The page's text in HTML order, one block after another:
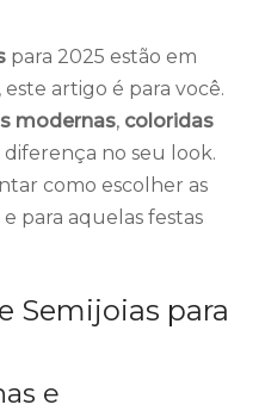
para 2025 estão em
artigo é para você.
modernas, coloridas
no seu look.
como escolher as
para aquelas festas
Semijoias para
e